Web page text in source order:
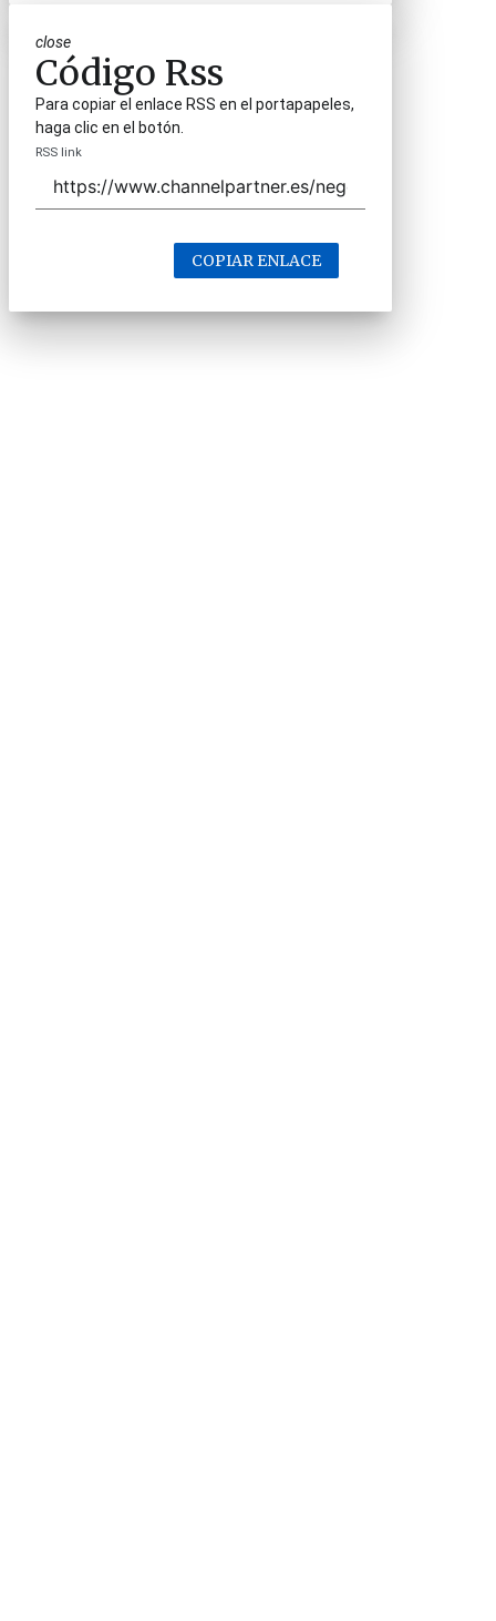
close
Código Rss
Para copiar el enlace RSS en el portapapeles,
haga clic en el botón.
RSS link
COPIAR ENLACE